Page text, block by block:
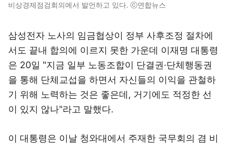
비상경제점검회의에서 발언하고 있다. ⓒ연합뉴스
삼성전자 노사의 임금협상이 정부 사후조정 절차에
서도 끝내 합의에 이르지 못한 가운데 이재명 대통령
은 20일 "지금 일부 노동조합이 단결권·단체행동권
을 통해 단체교섭을 하면서 자신들의 이익을 관철하
기 위해 노력하는 것은 좋은데, 거기에도 적정한 선
이 있지 않나"라고 말했다.
이 대통령은 이날 청와대에서 주재한 국무회의 겸 비